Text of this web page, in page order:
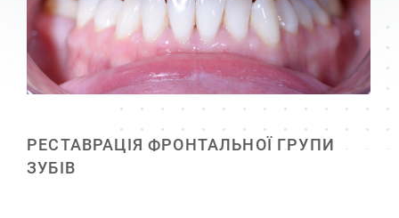
РЕСТАВРАЦІЯ ФРОНТАЛЬНОЇ ГРУПИ
ЗУБІВ